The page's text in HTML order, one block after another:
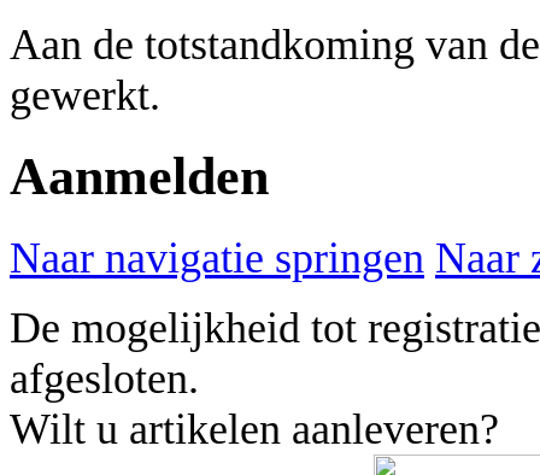
Aan de totstandkoming van
gewerkt.
Aanmelden
Naar navigatie springen Naar
De mogelijkheid tot
afgesloten.
Wilt u artikelen aanleveren?